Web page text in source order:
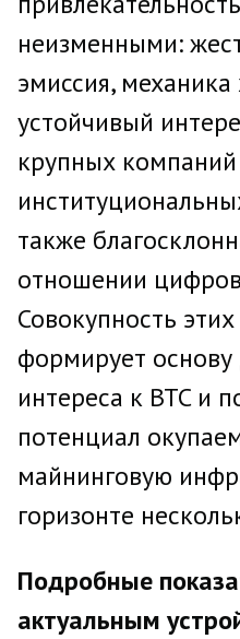
неизменными:
эмиссия, механика
устойчивый
крупных
также
отношении
Совокупность
формирует основу
интереса к BTC и
потенциал
майнинговую
горизонте
Подробные
актуальным